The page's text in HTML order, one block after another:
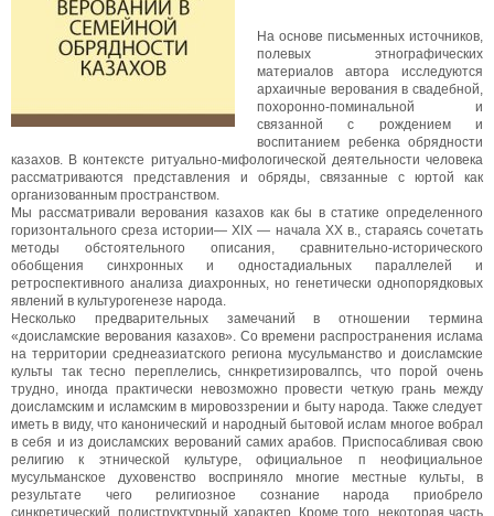
На основе письменных источников,
полевых этнографических
материалов автора исследуются
архаичные верования в свадебной,
похоронно-поминальной и
связанной с рождением и
воспитанием ребенка обрядности
казахов. В контексте ритуально-мифологической деятельности человека
рассматриваются представления и обряды, связанные с юртой как
организованным пространством.
Мы рассматривали верования казахов как бы в статике определенного
горизонтального среза истории— XIX — начала XX в., стараясь сочетать
методы обстоятельного описания, сравнительно-исторического
обобщения синхронных и одностадиальных параллелей и
ретроспективного анализа диахронных, но генетически однопорядковых
явлений в культурогенезе народа.
Несколько предварительных замечаний в отношении термина
«доисламские верования казахов». Со времени распространения ислама
на территории среднеазиатского региона мусульманство и доисламские
культы так тесно переплелись, сннкретизировалпсь, что порой очень
трудно, иногда практически невозможно провести четкую грань между
доисламским и исламским в мировоззрении и быту народа. Также следует
иметь в виду, что канонический и народный бытовой ислам многое вобрал
в себя и из доисламских верований самих арабов. Приспосабливая свою
религию к этнической культуре, официальное п неофициальное
мусульманское духовенство восприняло многие местные культы, в
результате чего религиозное сознание народа приобрело
синкретический, полиструктурный характер. Кроме того, некоторая часть